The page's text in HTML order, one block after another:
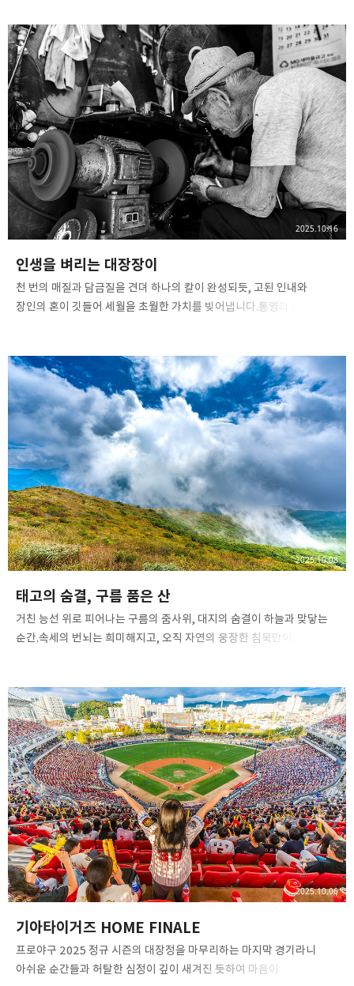
억새축제#광주서창 #가을축제 #노을맛집 #노을#억새노을사진공모전
#영산강변 #억새#핫셀블라드 #핫셀블라드X2DII #
핫셀X2DII#hasselblad #X2D2 #X2DII
#2035E#hasselbladxcd2035 #hasselbladphotos#XCD2035E
#ShotOnHasselblad 광주서창억새축제
인생을 벼리는 대장장이
2025.10.16
​천 번의 매질과 담금질을 견뎌 하나의 칼이 완성되듯, 고된 인내와
장인의 혼이 깃들어 세월을 초월한 가치를 빚어냅니다.​통영의 마지막
대장장이#석냥간 #성냥간 #통영대장간 #대장간#흑백사진 #모노크롬
#장인 #통영여행#핫셀블라드 #핫셀블라드X2DII #
핫셀X2DII#hasselblad #X2D2 #X2DII
#2035E#hasselbladxcd2035 #hasselbladphotos#XCD2035E
#ShotOnHasselblad
태고의 숨결, 구름 품은 산
2025.10.08
​거친 능선 위로 피어나는 구름의 춤사위, 대지의 숨결이 하늘과 맞닿는
순간.속세의 번뇌는 희미해지고, 오직 자연의 웅장한 침묵만이
만복대#정령치휴게소 #지리산 #구름 #가을여행#핫셀블라드 #
핫셀블라드X2DII #핫셀X2DII#hasselblad #X2D2 #X2DII
#2035E#hasselbladxcd2035 #hasselbladphotos#XCD2035E
#ShotOnHasselblad 지리산 만복대
기아타이거즈 HOME FINALE
2025.10.06
프로야구 2025 정규 시즌의 대장정을 마무리하는 마지막 경기라니
아쉬운 순간들과 허탈한 심정이 깊이 새겨진 듯하여 마음이